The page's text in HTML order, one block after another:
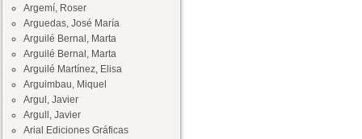
Argemí, Roser
Arguedas, José María
Arguilé Bernal, Marta
Arguilé Bernal, Marta
Arguilé Martínez, Elisa
Arguimbau, Miquel
Argul, Javier
Argull, Javier
Arial Ediciones Gráficas